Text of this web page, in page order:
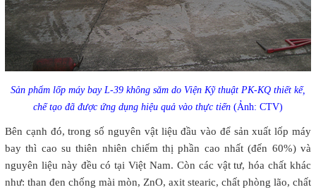
Sản phẩm lốp máy bay L-39 không săm do Viện Kỹ thuật PK-KQ thiết kế,
chế tạo đã được ứng dụng hiệu quả vào thực tiến (Ảnh: CTV)
Bên cạnh đó, trong số nguyên vật liệu đầu vào để sản xuất lốp máy
bay thì cao su thiên nhiên chiếm thị phần cao nhất (đến 60%) và
nguyên liệu này đều có tại Việt Nam. Còn các vật tư, hóa chất khác
như: than đen chống mài mòn, ZnO, axit stearic, chất phòng lão, chất